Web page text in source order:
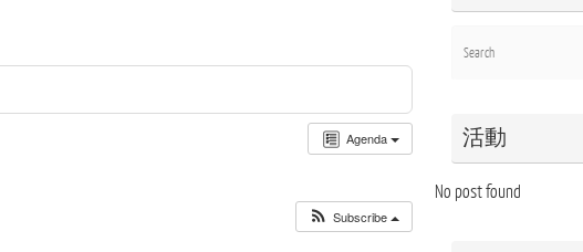
Agenda
Subscribe
活動
No post found